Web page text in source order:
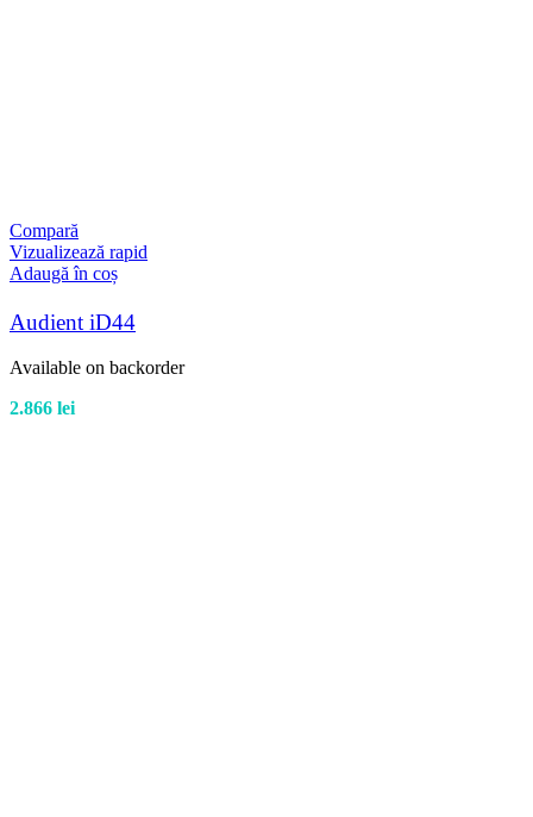
Compară
Vizualizează rapid
Adaugă în coș
Audient iD44
Available on backorder
2.866 lei